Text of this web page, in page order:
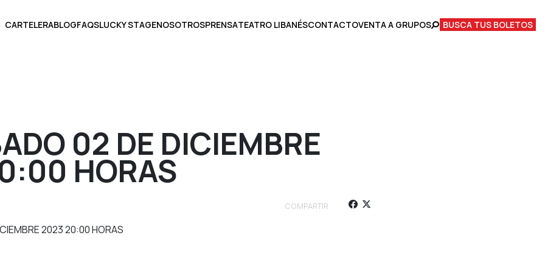
CARTELERABLOGFAQSLUCKY STAGENOSOTROSPRENSATEATRO LIBANÉSCONTACTOVENTA A GRUPOS BUSCA TUS BOLETOS
02 DE DICIEMBRE
HORAS
COMPARTIR